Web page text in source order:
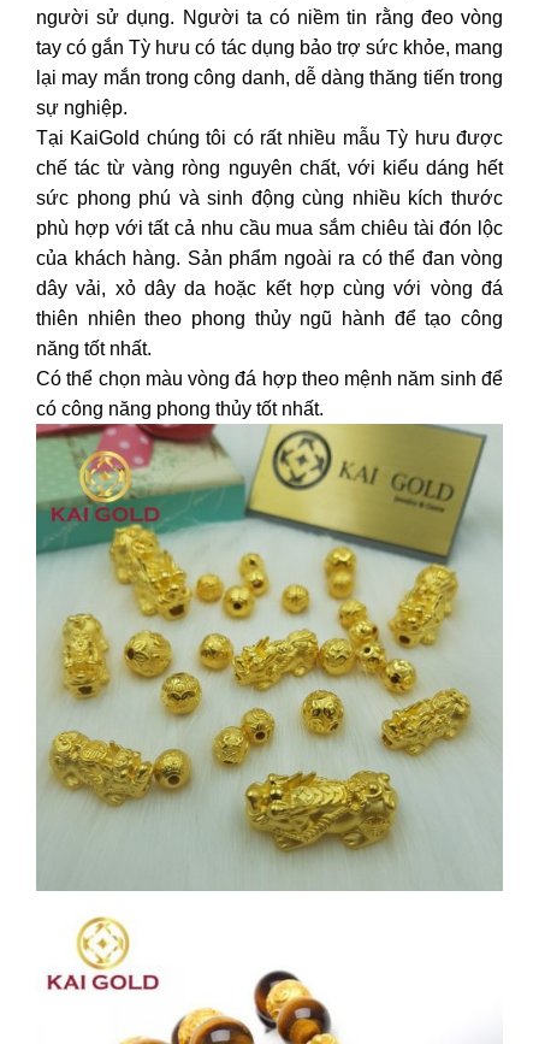
người sử dụng. Người ta có niềm tin rằng đeo vòng
tay có gắn Tỳ hưu có tác dụng bảo trợ sức khỏe, mang
lại may mắn trong công danh, dễ dàng thăng tiến trong
sự nghiệp.
Tại KaiGold chúng tôi có rất nhiều mẫu Tỳ hưu được
chế tác từ vàng ròng nguyên chất, với kiểu dáng hết
sức phong phú và sinh động cùng nhiều kích thước
phù hợp với tất cả nhu cầu mua sắm chiêu tài đón lộc
của khách hàng. Sản phẩm ngoài ra có thể đan vòng
dây vải, xỏ dây da hoặc kết hợp cùng với vòng đá
thiên nhiên theo phong thủy ngũ hành để tạo công
năng tốt nhất.
Có thể chọn màu vòng đá hợp theo mệnh năm sinh để
có công năng phong thủy tốt nhất.